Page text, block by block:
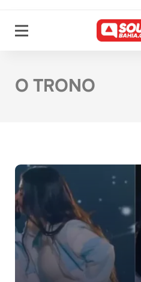
O TRONO